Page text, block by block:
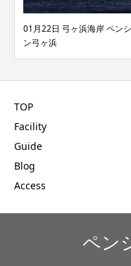
ペンショ 01月28日 弓ヶ
TOP
Facility
Guide
Blog
Access
ペン